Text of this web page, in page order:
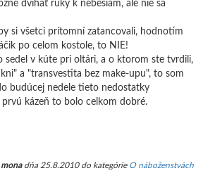
dvíhať ruky k nebesiam, ale nie sa
si všetci prítomní zatancovali, hodnotím
po celom kostole, to NIE!
sedel v kúte pri oltári, a o ktorom ste tvrdili,
a "transvestita bez make-upu", to som
budúcej nedele tieto nedostatky
prvú kázeň to bolo celkom dobré.
monadňa 25.8.2010 do kategórie O náboženstvách